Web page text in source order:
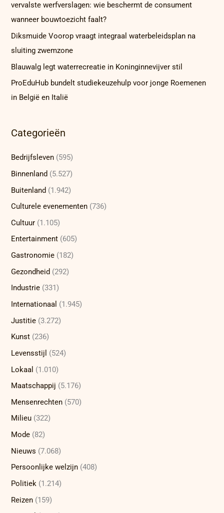
vervalste werfverslagen: wie beschermt de consument
wanneer bouwtoezicht faalt?
Diksmuide Voorop vraagt integraal waterbeleidsplan na
sluiting zwemzone
Blauwalg legt waterrecreatie in Koninginnevijver stil
ProEduHub bundelt studiekeuzehulp voor jonge Roemenen
in België en Italië
Categorieën
Bedrijfsleven (595)
Binnenland (5.527)
Buitenland (1.942)
Culturele evenementen (736)
Cultuur (1.105)
Entertainment (605)
Gastronomie (182)
Gezondheid (292)
Industrie (331)
Internationaal (1.945)
Justitie (3.272)
Kunst (236)
Levensstijl (524)
Lokaal (1.010)
Maatschappij (5.176)
Mensenrechten (570)
Milieu (322)
Mode (82)
Nieuws (7.068)
Persoonlijke welzijn (408)
Politiek (1.214)
Reizen (159)